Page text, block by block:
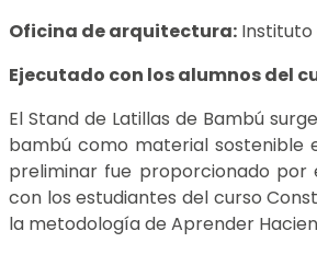
Oficina de arquitectura: Instituto
Ejecutado con los alumnos del
El Stand de Latillas de Bambú
bambú como material sostenible
preliminar fue proporcionado por
con los estudiantes del curso
la metodología de Aprender